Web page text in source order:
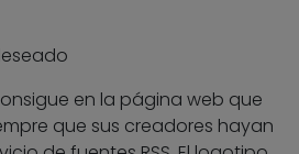
en la página web que
que sus creadores hayan